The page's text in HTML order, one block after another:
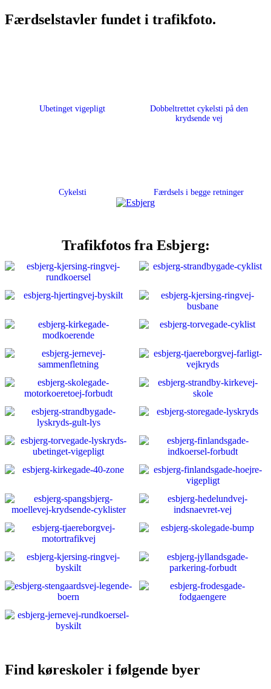
Færdselstavler fundet i trafikfoto.
Ubetinget vigepligt
Dobbeltrettet cykelsti på den
krydsende vej
Cykelsti Færdsels i begge retninger
Trafikfotos fra Esbjerg:
Find køreskoler i følgende byer